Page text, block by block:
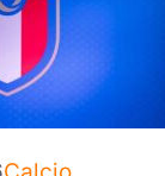
Categorie